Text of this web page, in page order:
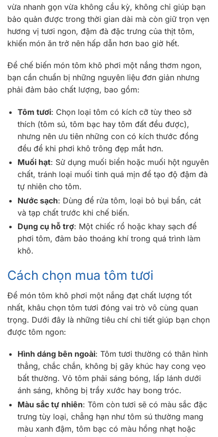
vừa nhanh gọn vừa không cầu kỳ, không chỉ giúp bạn
bảo quản được trong thời gian dài mà còn giữ trọn vẹn
hương vị tươi ngon, đậm đà đặc trưng của thịt tôm,
khiến món ăn trở nên hấp dẫn hơn bao giờ hết.
Để chế biến món tôm khô phơi một nắng thơm ngon,
bạn cần chuẩn bị những nguyên liệu đơn giản nhưng
phải đảm bảo chất lượng, bao gồm:
Tôm tươi: Chọn loại tôm có kích cỡ tùy theo sở
thích (tôm sú, tôm bạc hay tôm đất đều được),
nhưng nên ưu tiên những con có kích thước đồng
đều để khi phơi khô trông đẹp mắt hơn.
Muối hạt: Sử dụng muối biển hoặc muối hột nguyên
chất, tránh loại muối tinh quá mịn để tạo độ đậm đà
tự nhiên cho tôm.
Nước sạch: Dùng để rửa tôm, loại bỏ bụi bẩn, cát
và tạp chất trước khi chế biến.
Dụng cụ hỗ trợ: Một chiếc rổ hoặc khay sạch để
phơi tôm, đảm bảo thoáng khí trong quá trình làm
khô.
Cách chọn mua tôm tươi
Để món tôm khô phơi một nắng đạt chất lượng tốt
nhất, khâu chọn tôm tươi đóng vai trò vô cùng quan
trọng. Dưới đây là những tiêu chí chi tiết giúp bạn chọn
được tôm ngon:
Hình dáng bên ngoài: Tôm tươi thường có thân hình
thẳng, chắc chắn, không bị gãy khúc hay cong vẹo
bất thường. Vỏ tôm phải sáng bóng, lấp lánh dưới
ánh sáng, không bị trầy xước hay bong tróc.
Màu sắc tự nhiên: Tôm còn tươi sẽ có màu sắc đặc
trưng tùy loại, chẳng hạn như tôm sú thường mang
màu xanh đậm, tôm bạc có màu hồng nhạt hoặc